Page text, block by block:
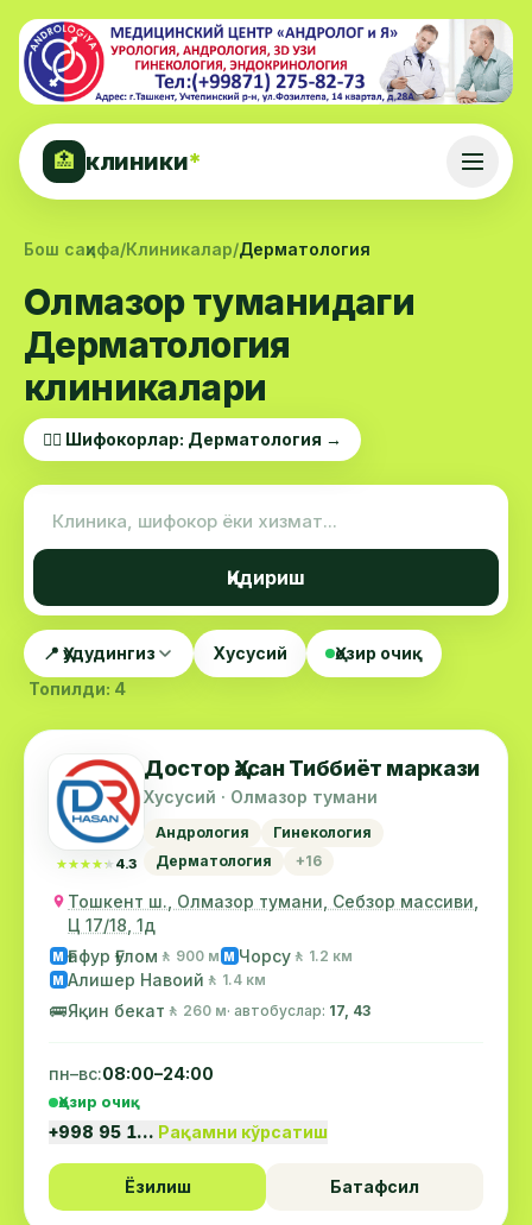
🏥 клиники*
Бош саҳифа/Клиникалар/Дерматология
Олмазор туманидаги
Дерматология
клиникалари
👨‍⚕️ Шифокорлар: Дерматология →
Қидириш
📍 Ҳудудингиз Хусусий
Ҳозир очиқ
Топилди: 4
★★★★★
★★★★★ 4.3
Достор Ҳасан Тиббиёт маркази
Хусусий · Олмазор тумани
Андрология
Гинекология
Дерматология
+16
Тошкент ш., Олмазор тумани, Себзор массиви,
Ц 17/18, 1д
М Ғафур Ғулом 🚶 900 м М Чорсу 🚶 1.2 км
М Алишер Навоий 🚶 1.4 км
🚌Яқин бекат 🚶 260 м· автобуслар: 17, 43
пн–вс:08:00–24:00
Ҳозир очиқ
+998 95 1… Рақамни кўрсатиш
Ёзилиш Батафсил